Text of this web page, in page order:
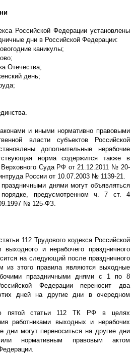
Российской Федерации установлены
дни в Российской Федерации:
каникулы;
Отечества;
день;
и иными нормативно правовыми
власти субъектов Российской
дополнительные нерабочие
норма содержится также в
Верховного Суда РФ от 21.12.2011 № 20-
России от 10.07.2003 № 1139-21.
днями могут объявляться
порядке, предусмотренном ч. 7 ст. 4
№ 125-ФЗ.
112 Трудового кодекса Российской
и нерабочего праздничного
на следующий после праздничного
из этого правила являются выходные
праздничными днями с 1 по 8
Федерации переносит два
дней на другие дни в очередном
пятой статьи 112 ТК РФ в целях
работниками выходных и нерабочих
дни могут переноситься на другие дни
нормативным правовым актом